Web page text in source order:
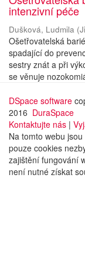
intenzivní péče
Dušková, Ludmila (
Ošetřovatelská
spadající do
sestry znát a při
se věnuje
DSpace software
2016 DuraSpace
Kontaktujte nás |
Na tomto webu
pouze cookies
zajištění fungování
není nutné získat